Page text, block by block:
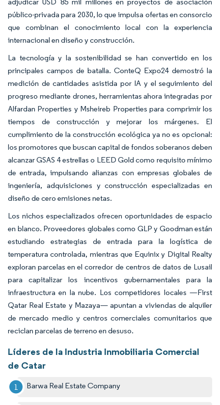
público-privada para 2030, lo que impulsa ofertas en consorcio
que combinan el conocimiento local con la experiencia
internacional en diseño y construcción.
La tecnología y la sostenibilidad se han convertido en los
principales campos de batalla. ConteQ Expo24 demostró la
medición de cantidades asistida por IA y el seguimiento del
progreso mediante drones, herramientas ahora integradas por
Alfardan Properties y Msheireb Properties para comprimir los
tiempos de construcción y mejorar los márgenes. El
cumplimiento de la construcción ecológica ya no es opcional:
los promotores que buscan capital de fondos soberanos deben
alcanzar GSAS 4 estrellas o LEED Gold como requisito mínimo
de entrada, impulsando alianzas con empresas globales de
ingeniería, adquisiciones y construcción especializadas en
diseño de cero emisiones netas.
Los nichos especializados ofrecen oportunidades de espacio
en blanco. Proveedores globales como GLP y Goodman están
estudiando estrategias de entrada para la logística de
temperatura controlada, mientras que Equinix y Digital Realty
exploran parcelas en el corredor de centros de datos de Lusail
para capitalizar los incentivos gubernamentales para la
infraestructura en la nube. Los competidores locales —First
Qatar Real Estate y Mazaya— apuntan a viviendas de alquiler
de mercado medio y centros comerciales comunitarios que
reciclan parcelas de terreno en desuso.
Líderes de la Industria Inmobiliaria Comercial
de Catar
Barwa Real Estate Company